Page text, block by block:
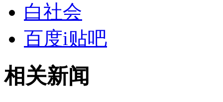
白社会
百度i贴吧
相关新闻